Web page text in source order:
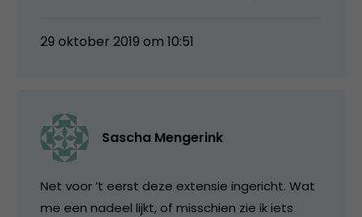
29 oktober 2019 om 10:51
Sascha Mengerink
Net voor ’t eerst deze extensie ingericht. Wat
me een nadeel lijkt, of misschien zie ik iets